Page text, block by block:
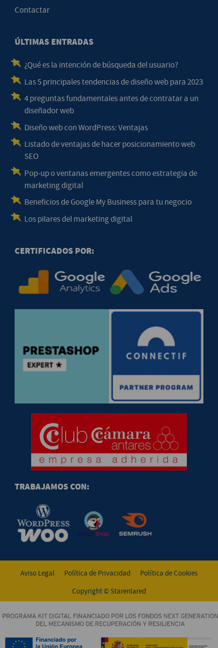
Contactar
ÚLTIMAS ENTRADAS
¿Qué es la intención de búsqueda del usuario?
Las 5 principales tendencias de diseño web para 2023
4 preguntas fundamentales antes de contratar a un
diseñador web
Diseño web con WordPress: Ventajas
Listado de ventajas de hacer posicionamiento web
SEO
Pop-up o ventanas emergentes como estrategia de
marketing digital
Beneficios de Google My Business para tu negocio
Los pilares del marketing digital
CERTIFICADOS POR:
TRABAJAMOS CON:
Aviso Legal Política de Privacidad
Política de Cookies
Copyright © Starenlared